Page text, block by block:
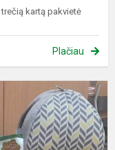
kartą pakvietė
Plačiau